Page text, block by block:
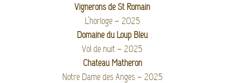
Vignerons de St Romain
L’horloge – 2025
Domaine du Loup Bleu
Vol de nuit – 2025
Chateau Matheron
Notre Dame des Anges – 2025